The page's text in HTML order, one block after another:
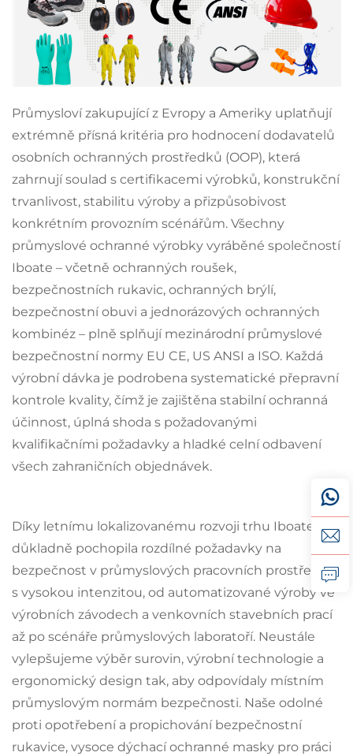
Průmysloví zakupující z Evropy a Ameriky uplatňují
extrémně přísná kritéria pro hodnocení dodavatelů
osobních ochranných prostředků (OOP), která
zahrnují soulad s certifikacemi výrobků, konstrukční
trvanlivost, stabilitu výroby a přizpůsobivost
konkrétním provozním scénářům. Všechny
průmyslové ochranné výrobky vyráběné společností
Iboate – včetně ochranných roušek,
bezpečnostních rukavic, ochranných brýlí,
bezpečnostní obuvi a jednorázových ochranných
kombinéz – plně splňují mezinárodní průmyslové
bezpečnostní normy EU CE, US ANSI a ISO. Každá
výrobní dávka je podrobena systematické přepravní
kontrole kvality, čímž je zajištěna stabilní ochranná
účinnost, úplná shoda s požadovanými
kvalifikačními požadavky a hladké celní odbavení
všech zahraničních objednávek.
Díky letnímu lokalizovanému rozvoji trhu Iboate
důkladně pochopila rozdílné požadavky na
bezpečnost v průmyslových pracovních prostředích
s vysokou intenzitou, od automatizované výroby ve
výrobních závodech a venkovních stavebních prací
až po scénáře průmyslových laboratoří. Neustále
vylepšujeme výběr surovin, výrobní technologie a
ergonomický design tak, aby odpovídaly místním
průmyslovým normám bezpečnosti. Naše odolné
proti opotřebení a propichování bezpečnostní
rukavice, vysoce dýchací ochranné masky pro práci